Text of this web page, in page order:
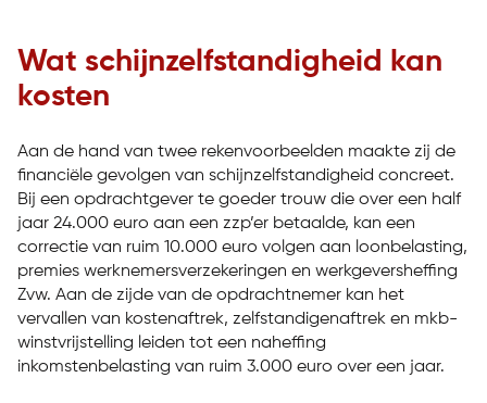
Wat schijnzelfstandigheid kan
kosten
Aan de hand van twee rekenvoorbeelden maakte zij de
financiële gevolgen van schijnzelfstandigheid concreet.
Bij een opdrachtgever te goeder trouw die over een half
jaar 24.000 euro aan een zzp’er betaalde, kan een
correctie van ruim 10.000 euro volgen aan loonbelasting,
premies werknemersverzekeringen en werkgeversheffing
Zvw. Aan de zijde van de opdrachtnemer kan het
vervallen van kostenaftrek, zelfstandigenaftrek en mkb-
winstvrijstelling leiden tot een naheffing
inkomstenbelasting van ruim 3.000 euro over een jaar.